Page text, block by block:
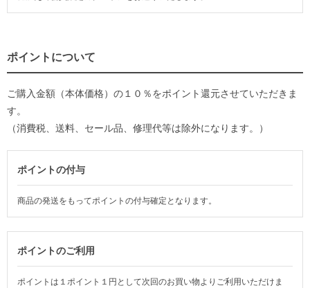
ポイントについて
ご購入金額（本体価格）の１０％をポイント還元させていただきま
す。
（消費税、送料、セール品、修理代等は除外になります。）
ポイントの付与
商品の発送をもってポイントの付与確定となります。
ポイントのご利用
ポイントは１ポイント１円として次回のお買い物よりご利用いただけま